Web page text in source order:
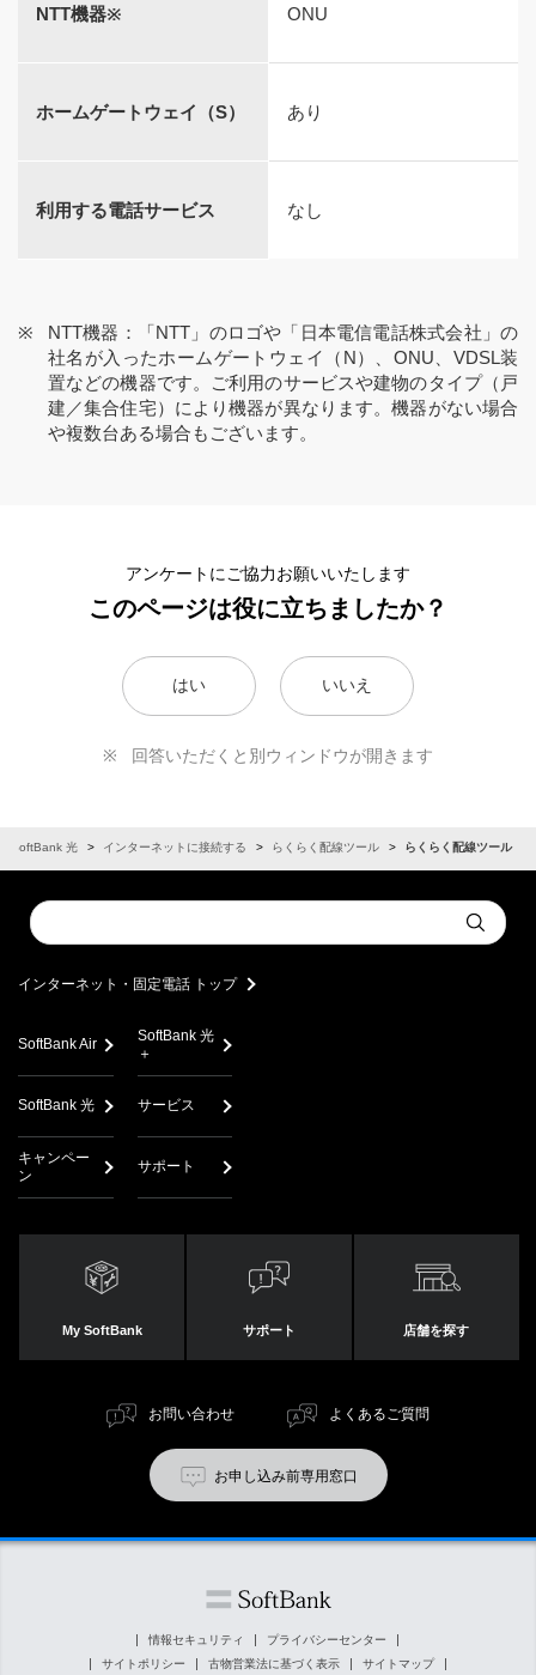
NTT機器※ ONU
ホームゲートウェイ（S） あり
利用する電話サービス なし
NTT機器：「NTT」のロゴや「日本電信電話株式会社」の
社名が入ったホームゲートウェイ（N）、ONU、VDSL装
置などの機器です。ご利用のサービスや建物のタイプ（戸
建／集合住宅）により機器が異なります。機器がない場合
や複数台ある場合もございます。
アンケートにご協力お願いいたします
このページは役に立ちましたか？
はい いいえ
回答いただくと別ウィンドウが開きます
SoftBank 光 インターネットに接続する らくらく配線ツール らくらく配線ツール
Conduct
a
Submit
インターネット・固定電話 トップ
SoftBank Air
SoftBank 光
＋
SoftBank 光 サービス
キャンペー
ン
サポート
My SoftBank サポート 店舗を探す
お問い合わせ よくあるご質問
お申し込み前専用窓口
情報セキュリティ
プライバシーセンター
サイトポリシー
古物営業法に基づく表示 サイトマップ